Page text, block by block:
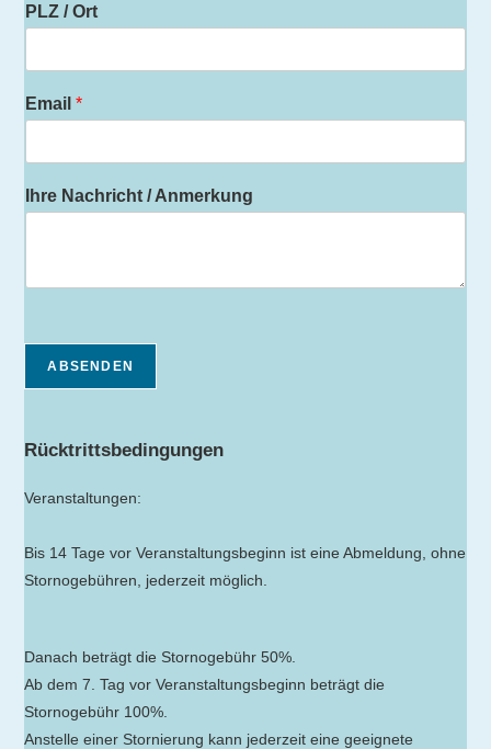
PLZ / Ort
Email*
Ihre Nachricht / Anmerkung
ABSENDEN
Rücktrittsbedingungen
Veranstaltungen:
Bis 14 Tage vor Veranstaltungsbeginn ist eine Abmeldung, ohne
Stornogebühren, jederzeit möglich.
Danach beträgt die Stornogebühr 50%.
Ab dem 7. Tag vor Veranstaltungsbeginn beträgt die
Stornogebühr 100%.
Anstelle einer Stornierung kann jederzeit eine geeignete